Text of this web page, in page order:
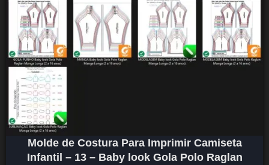
Molde de Costura Para Imprimir Camiseta
Infantil – 13 – Baby look Gola Polo Raglan